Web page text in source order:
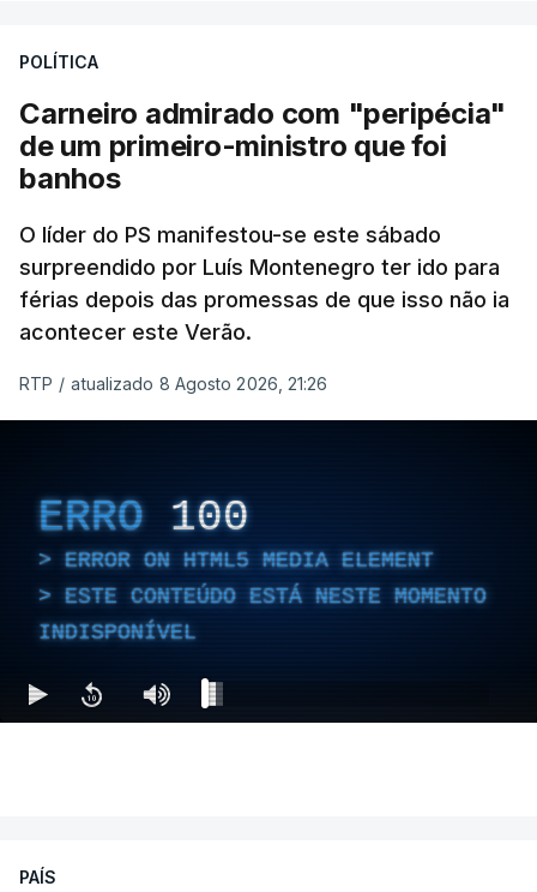
POLÍTICA
Carneiro admirado com "peripécia"
de um primeiro-ministro que foi
banhos
O líder do PS manifestou-se este sábado
surpreendido por Luís Montenegro ter ido para
férias depois das promessas de que isso não ia
acontecer este Verão.
RTP / atualizado 8 Agosto 2026, 21:26
ERRO 100
ERROR ON HTML5 MEDIA ELEMENT
ESTE CONTEÚDO ESTÁ NESTE MOMENTO
INDISPONÍVEL
PAÍS